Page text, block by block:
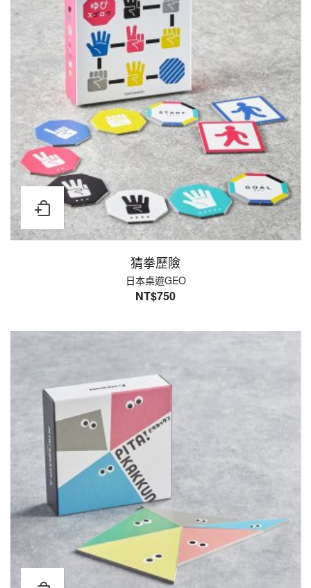
猜拳歷險
日本桌遊GEO
NT$750